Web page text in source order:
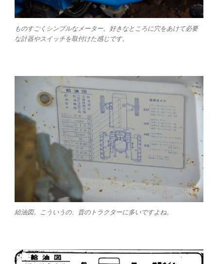
ものすごくシンプルなメーター。好きなところに穴をあけて必要
な計器やスイッチを取付けた感じです。
給油図。こういうの、昔のトラクターに多いですよね。